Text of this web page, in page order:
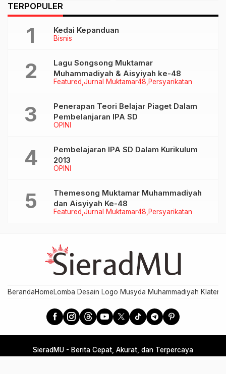
Memenangkan
Sudaryono dan Beny
TERPOPULER
Bisnis
Kedai Kepanduan
Featured Jurnal Muktamar48 Persyarikatan
Lagu Songsong Muktamar
Muhammadiyah & Aisyiyah ke-48
OPINI
Penerapan Teori Belajar Piaget Dalam
Pembelanjaran IPA SD
OPINI
Pembelajaran IPA SD Dalam Kurikulum
2013
Featured Jurnal Muktamar48 Persyarikatan
Themesong Muktamar Muhammadiyah
dan Aisyiyah Ke-48
BerandaHomeLomba Desain Logo Musyda Muhammadiyah Klaten
SieradMU - Berita Cepat, Akurat, dan Terpercaya